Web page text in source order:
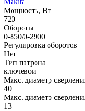
Мощность, Вт
720
Обороты
0-850/0-2900
Регулировка оборотов
Нет
Тип патрона
ключевой
Макс. диаметр
40
Макс. диаметр
13